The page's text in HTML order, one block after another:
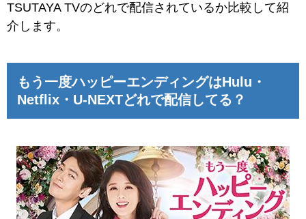
TSUTAYA TVのどれで配信されているか比較して紹
介します。
もう一度ハッピーエンディングはHulu・
Netflix・U-NEXTどれで配信してる？